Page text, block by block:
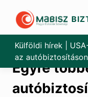
contentKülföldi hírek
az autóbiztosításon
Egyre